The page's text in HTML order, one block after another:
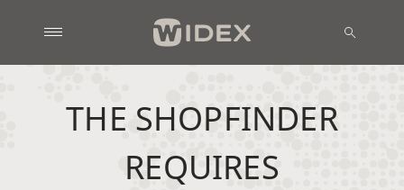
THE SHOPFINDER
REQUIRES